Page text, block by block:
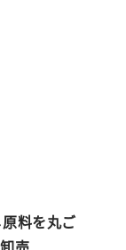
料を丸ご